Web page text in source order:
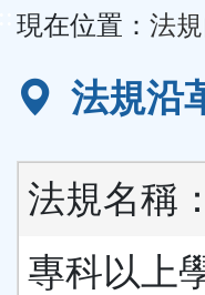
區
現在位置： 法
法規沿
法規名稱：
專科以上